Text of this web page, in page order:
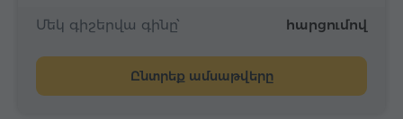
Մեկ գիշերվա գինը՝ հարցումով
Ընտրեք ամսաթվերը